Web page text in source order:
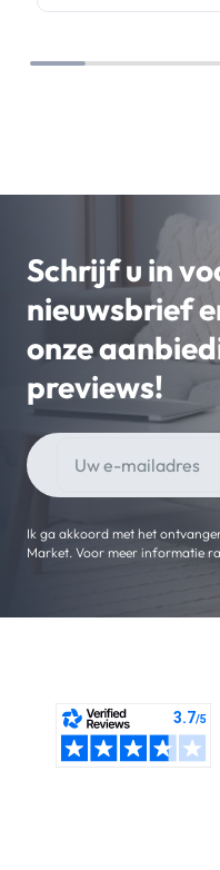
Schrijf u in
nieuwsbrief
onze
previews!
Ik ga akkoord met het
Market. Voor meer informatie